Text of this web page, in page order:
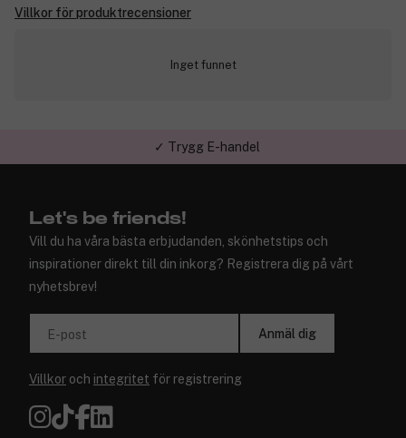
Villkor för produktrecensioner
Inget funnet
✓ Trygg E-handel
Let's be friends!
Vill du ha våra bästa erbjudanden, skönhetstips och
inspirationer direkt till din inkorg? Registrera dig på vårt
nyhetsbrev!
E-post Anmäl dig
Villkor och integritet för registrering